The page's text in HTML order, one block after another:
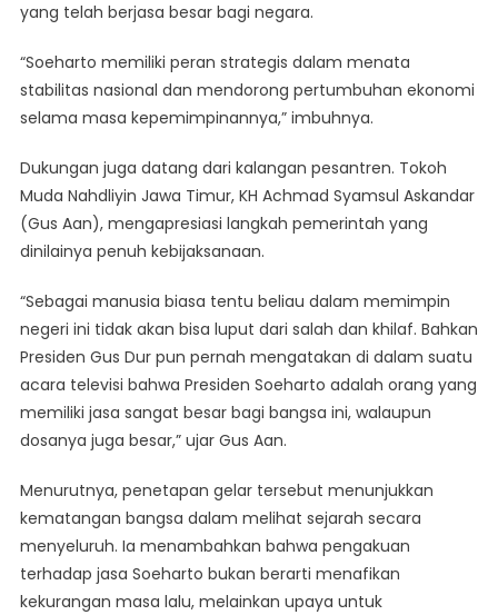
yang telah berjasa besar bagi negara.
“Soeharto memiliki peran strategis dalam menata
stabilitas nasional dan mendorong pertumbuhan ekonomi
selama masa kepemimpinannya,” imbuhnya.
Dukungan juga datang dari kalangan pesantren. Tokoh
Muda Nahdliyin Jawa Timur, KH Achmad Syamsul Askandar
(Gus Aan), mengapresiasi langkah pemerintah yang
dinilainya penuh kebijaksanaan.
“Sebagai manusia biasa tentu beliau dalam memimpin
negeri ini tidak akan bisa luput dari salah dan khilaf. Bahkan
Presiden Gus Dur pun pernah mengatakan di dalam suatu
acara televisi bahwa Presiden Soeharto adalah orang yang
memiliki jasa sangat besar bagi bangsa ini, walaupun
dosanya juga besar,” ujar Gus Aan.
Menurutnya, penetapan gelar tersebut menunjukkan
kematangan bangsa dalam melihat sejarah secara
menyeluruh. Ia menambahkan bahwa pengakuan
terhadap jasa Soeharto bukan berarti menafikan
kekurangan masa lalu, melainkan upaya untuk